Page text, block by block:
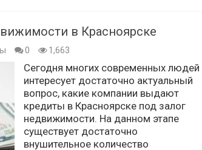
в Красноярске
0 1,663
Сегодня многих современных людей
интересует достаточно актуальный
вопрос, какие компании выдают
кредиты в Красноярске под залог
недвижимости. На данном этапе
существует достаточно
внушительное количество